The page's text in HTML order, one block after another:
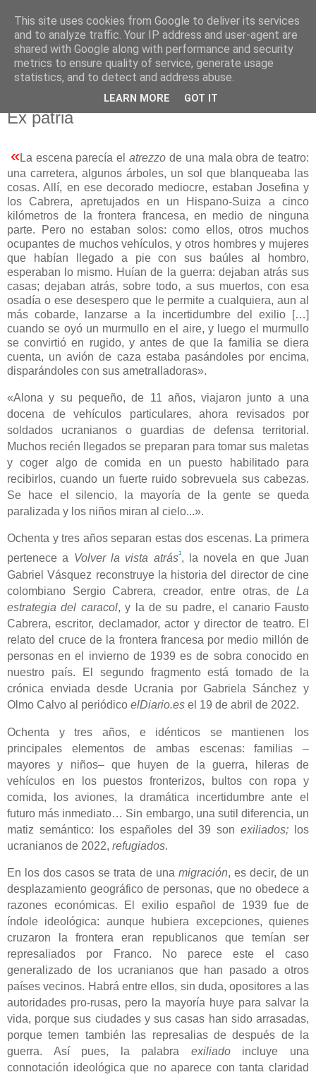
El pisapapeles de Karlsbad
Páginas de un escritor rural
viernes, 22 de abril de 2022
Ex patria
«La escena parecía elatrezzo de una mala obra de teatro:
una carretera, algunos árboles, un sol que blanqueaba las
cosas. Allí, en ese decorado mediocre, estaban Josefina y
los Cabrera, apretujados en un Hispano-Suiza a cinco
kilómetros de la frontera francesa, en medio de ninguna
parte. Pero no estaban solos: como ellos, otros muchos
ocupantes de muchos vehículos, y otros hombres y mujeres
que habían llegado a pie con sus baúles al hombro,
esperaban lo mismo. Huían de la guerra: dejaban atrás sus
casas; dejaban atrás, sobre todo, a sus muertos, con esa
osadía o ese desespero que le permite a cualquiera, aun al
más cobarde, lanzarse a la incertidumbre del exilio […]
cuando se oyó un murmullo en el aire, y luego el murmullo
se convirtió en rugido, y antes de que la familia se diera
cuenta, un avión de caza estaba pasándoles por encima,
disparándoles con sus ametralladoras».
«Alona y su pequeño, de 11 años, viajaron junto a una
docena de vehículos particulares, ahora revisados por
soldados ucranianos o guardias de defensa territorial.
Muchos recién llegados se preparan para tomar sus maletas
y coger algo de comida en un puesto habilitado para
recibirlos, cuando un fuerte ruido sobrevuela sus cabezas.
Se hace el silencio, la mayoría de la gente se queda
paralizada y los niños miran al cielo...».
Ochenta y tres años separan estas dos escenas. La primera
pertenece a Volver la vista atrás¹, la novela en que Juan
Gabriel Vásquez reconstruye la historia del director de cine
colombiano Sergio Cabrera, creador, entre otras, de La
estrategia del caracol, y la de su padre, el canario Fausto
Cabrera, escritor, declamador, actor y director de teatro. El
relato del cruce de la frontera francesa por medio millón de
personas en el invierno de 1939 es de sobra conocido en
nuestro país.
El segundo fragmento está tomado de la
crónica enviada desde Ucrania por Gabriela Sánchez y
Olmo Calvo al periódico elDiario.es el 19 de abril de 2022.
Ochenta y tres años, e idénticos se mantienen
los
principales elementos de ambas escenas: familias ‒
mayores y niños‒ que huyen de la guerra, hileras de
vehículos en los puestos fronterizos, bultos con ropa y
comida, los aviones, la dramática incertidumbre ante el
futuro más inmediato… Sin embargo, una sutil diferencia, un
matiz semántico: los españoles del 39 sonexiliados; los
ucranianos de 2022, refugiados.
En los dos casos se trata de una migración, es decir, de un
desplazamiento geográfico de personas, que no obedece a
razones económicas.
El exilio español de 1939 fue de
índole ideológica: aunque hubiera excepciones, quienes
cruzaron la frontera eran republicanos que temían ser
represaliados por Franco.
No parece este el caso
generalizado de los ucranianos que han pasado a otros
países vecinos. Habrá entre ellos, sin duda, opositores a las
autoridades pro-rusas, pero la mayoría huye para salvar la
vida, porque sus ciudades y sus casas han sido arrasadas,
porque temen también las represalias de después de la
guerra. Así pues, la palabra exiliado incluye una
connotación ideológica que no aparece con tanta claridad
This site uses cookies from Google to deliver its services
and to analyze traffic. Your IP address and user-agent are
shared with Google along with performance and security
metrics to ensure quality of service, generate usage
statistics, and to detect and address abuse.
LEARN MORE GOT IT